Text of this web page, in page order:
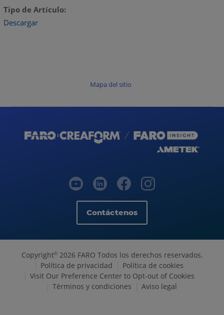
Tipo de Artículo
Descargar
Mapa del sitio
Contáctenos
Copyright©2026 FARO Todos los derechos reservados.
Política de privacidad
Política de cookies
Visit Our Preference Center to Opt-out of Cookies
Términos y condiciones
Aviso legal